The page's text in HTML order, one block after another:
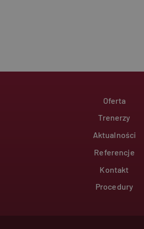
Oferta
Trenerzy
Aktualności
Referencje
Kontakt
Procedury
unikalnych
liczby
analitycznych